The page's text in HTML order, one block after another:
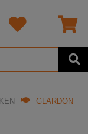
GLARDON